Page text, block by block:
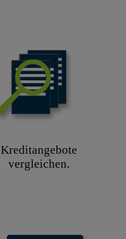
Kreditangebote
vergleichen.